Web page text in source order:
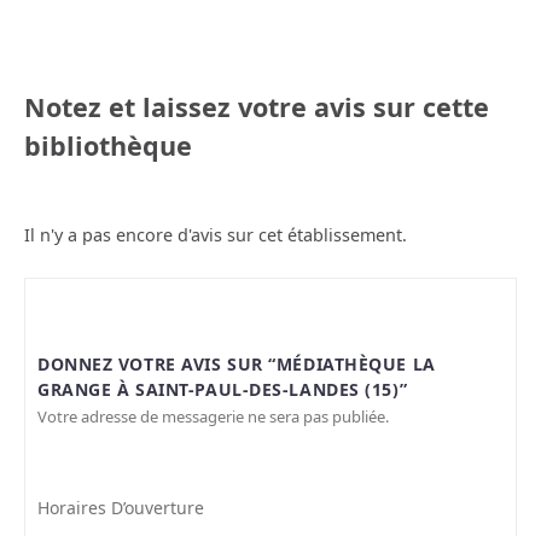
Notez et laissez votre avis sur cette
bibliothèque
Il n'y a pas encore d'avis sur cet établissement.
DONNEZ VOTRE AVIS SUR “MÉDIATHÈQUE LA
GRANGE À SAINT-PAUL-DES-LANDES (15)”
Votre adresse de messagerie ne sera pas publiée.
Horaires D’ouverture